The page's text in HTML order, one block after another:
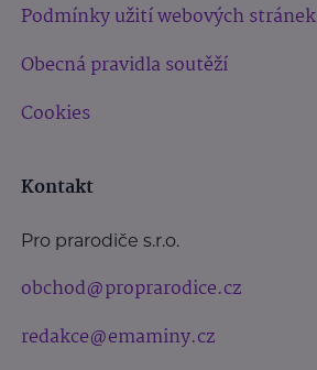
Podmínky užití webových stránek
Obecná pravidla soutěží
Cookies
Kontakt
Pro prarodiče s.r.o.
obchod@proprarodice.cz
redakce@emaminy.cz